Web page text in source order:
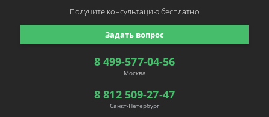
8 499-577-04-56
Москва
8 812 509-27-47
Санкт-Петербург
Задать вопрос
Получите консультациюбесплатно